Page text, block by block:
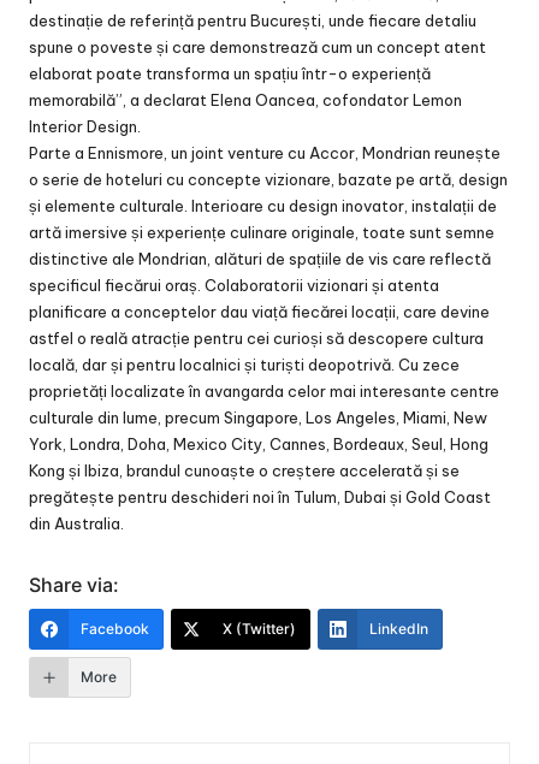
destinație de referință pentru București, unde fiecare detaliu
spune o poveste și care demonstrează cum un concept atent
elaborat poate transforma un spațiu într-o experiență
memorabilă”, a declarat Elena Oancea, cofondator Lemon
Interior Design.
Parte a Ennismore, un joint venture cu Accor, Mondrian reunește
o serie de hoteluri cu concepte vizionare, bazate pe artă, design
și elemente culturale. Interioare cu design inovator, instalații de
artă imersive și experiențe culinare originale, toate sunt semne
distinctive ale Mondrian, alături de spațiile de vis care reflectă
specificul fiecărui oraș. Colaboratorii vizionari și atenta
planificare a conceptelor dau viață fiecărei locații, care devine
astfel o reală atracție pentru cei curioși să descopere cultura
locală, dar și pentru localnici și turiști deopotrivă. Cu zece
proprietăți localizate în avangarda celor mai interesante centre
culturale din lume, precum Singapore, Los Angeles, Miami, New
York, Londra, Doha, Mexico City, Cannes, Bordeaux, Seul, Hong
Kong și Ibiza, brandul cunoaște o creștere accelerată și se
pregătește pentru deschideri noi în Tulum, Dubai și Gold Coast
din Australia.
Share via:
Facebook X (Twitter) LinkedIn
More